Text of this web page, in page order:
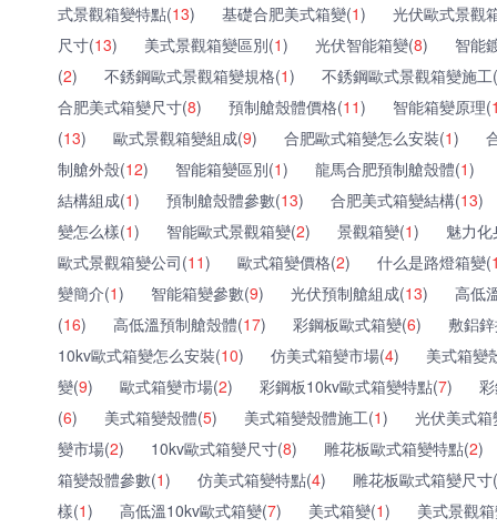
式景觀箱變特點(13) 基礎合肥美式箱變(1)
光伏歐式景觀
尺寸(13) 美式景觀箱變區別(1) 光伏智能箱變(8)
智能
(2) 不銹鋼歐式景觀箱變規格(1)
不銹鋼歐式景觀箱變施工(
合肥美式箱變尺寸(8) 預制艙殼體價格(11) 智能箱變原理(
(13) 歐式景觀箱變組成(9) 合肥歐式箱變怎么安裝(1)
制艙外殼(12) 智能箱變區別(1) 龍馬合肥預制艙殼體(1)
結構組成(1) 預制艙殼體參數(13) 合肥美式箱變結構(13)
變怎么樣(1) 智能歐式景觀箱變(2) 景觀箱變(1)
魅力
歐式景觀箱變公司(11) 歐式箱變價格(2) 什么是路燈箱變(
變簡介(1) 智能箱變參數(9) 光伏預制艙組成(13)
高低
(16) 高低溫預制艙殼體(17) 彩鋼板歐式箱變(6)
敷鋁
10kv歐式箱變怎么安裝(10) 仿美式箱變市場(4)
美式箱變
變(9) 歐式箱變市場(2) 彩鋼板10kv歐式箱變特點(7)
(6) 美式箱變殼體(5) 美式箱變殼體施工(1)
光伏美式
變市場(2) 10kv歐式箱變尺寸(8) 雕花板歐式箱變特點(2)
箱變殼體參數(1) 仿美式箱變特點(4)
雕花板歐式箱變尺寸(
樣(1) 高低溫10kv歐式箱變(7) 美式箱變(1)
美式景觀